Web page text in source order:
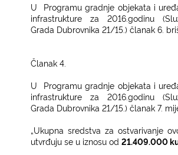
U
Programu gradnje objekata i
infrastrukture za 2016.godinu
Grada Dubrovnika 21/15.) članak 6.
Članak 4.
U
Programu gradnje objekata i
infrastrukture za 2016.godinu
Grada Dubrovnika 21/15.) članak 7.
„Ukupna sredstva za ostvarivanje
utvrđuju se u iznosu od21.409.000